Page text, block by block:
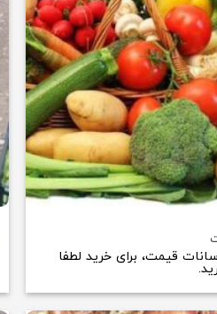
+
قیمت، برای خرید لطفا